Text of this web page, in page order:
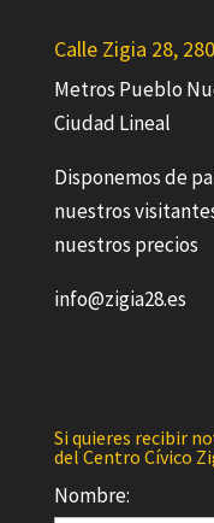
Calle Zigia 28,
Metros Pueblo
Ciudad Lineal
Disponemos de
nuestros
nuestros precios
info@zigia28.es
Si quieres recibir
del Centro Cívico
Nombre: